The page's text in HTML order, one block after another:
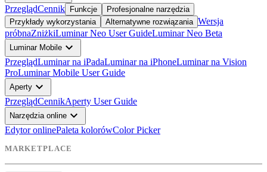
PrzeglądCennik Funkcje
Profesjonalne narzędzia
Przykłady wykorzystania
Alternatywne rozwiązania Wersja
próbnaZniżkiLuminar Neo User GuideLuminar Neo Beta
Luminar Mobile expand_more
PrzeglądLuminar na iPadaLuminar na iPhoneLuminar na Vision
ProLuminar Mobile User Guide
Aperty expand_more
PrzeglądCennikAperty User Guide
Narzędzia online expand_more
Edytor onlinePaleta kolorówColor Picker
MARKETPLACE